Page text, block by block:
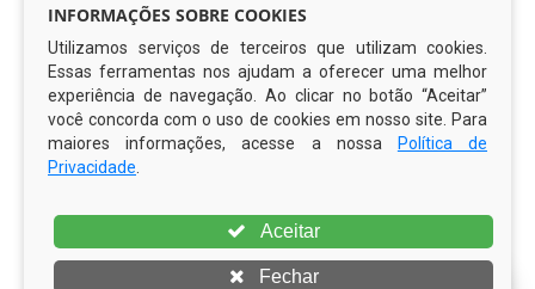
INFORMAÇÕES SOBRE COOKIES
Utilizamos serviços de terceiros que utilizam cookies.
Essas ferramentas nos ajudam a oferecer uma melhor
experiência de navegação. Ao clicar no botão “Aceitar”
você concorda com o uso de cookies em nosso site. Para
maiores informações, acesse a nossa
Política de
Privacidade
Aceitar
Fechar